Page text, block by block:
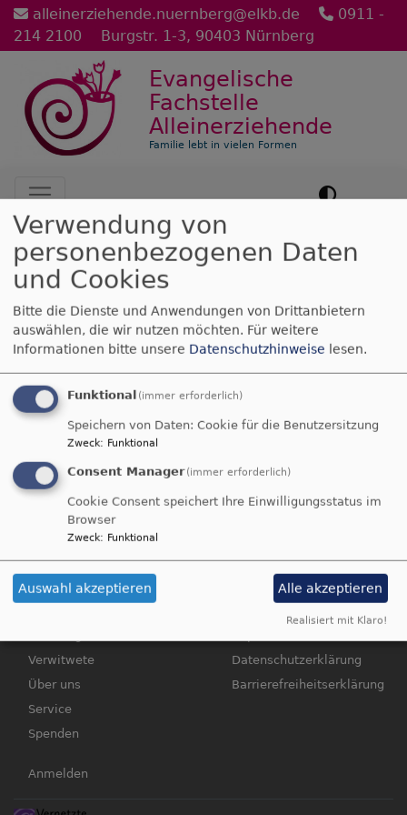
Direkt
zum
Inhalt
alleinerziehende.nuernberg@elkb.de
0911 -
214 2100
Burgstr. 1-3, 90403 Nürnberg
Evangelische
Fachstelle
Alleinerziehende
Familie lebt in vielen Formen
Hauptnavigation
Startseite Trauer
Trauer
Verwitwete mit Kindern
mit
Hauptnavigation
Startseite
Verwitwete
Über uns
Service
Spenden
Fußbereichsmenü
Datenschutzerklärung
Barrierefreiheitserklärung
Benutzermenü
Anmelden
Verwendung von
personenbezogenen Daten
und Cookies
Bitte die Dienste und Anwendungen von Drittanbietern
auswählen, die wir nutzen möchten. Für weitere
Informationen bitte unsere Datenschutzhinweise lesen.
Funktional (immer erforderlich)
Speichern von Daten: Cookie für die Benutzersitzung
Zweck: Funktional
Consent Manager (immer erforderlich)
Cookie Consent speichert Ihre Einwilligungsstatus im
Browser
Zweck: Funktional
Auswahl akzeptieren Alle akzeptieren
Realisiert mit Klaro!